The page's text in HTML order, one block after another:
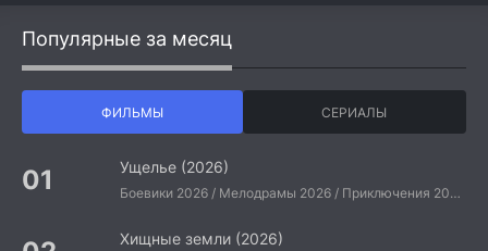
Популярные за месяц
ФИЛЬМЫ СЕРИАЛЫ
Ущелье (2026)
Боевики 2026 / Мелодрамы 2026 / Приключения 2026 / Ужасы 2026 / Фантастические 2026 / Зарубежные фильмы 2026 / Американские фильмы / Фильмы 2026
Хищные земли (2026)